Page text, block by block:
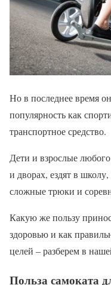
Но в последнее время
популярность как
транспортное средство.
Дети и взрослые
и дворах, ездят в
сложные трюки и
Какую же пользу
здоровью и как
целей – разберем в
Польза самоката